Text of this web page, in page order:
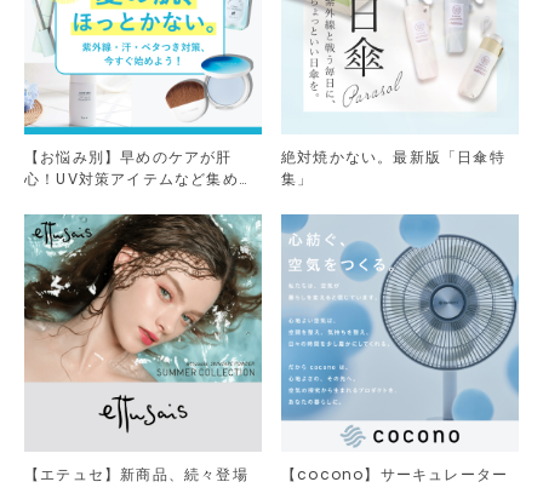
【お悩み別】早めのケアが肝
心！UV対策アイテムなど集めま
絶対焼かない。最新版「日傘特
集」
【エテュセ】新商品、続々登場 【cocono】サーキュレーター